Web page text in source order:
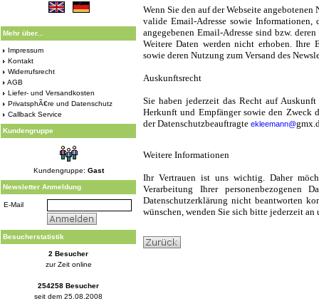
Mehr über...
Impressum
Kontakt
Widerrufsrecht
AGB
Liefer- und Versandkosten
PrivatsphÃ€re und Datenschutz
Callback Service
Kundengruppe
Kundengruppe: Gast
Newsletter Anmeldung
E-Mail
Besucherstatistik
2 Besucher
zur Zeit online
254258 Besucher
seit dem 25.08.2008
Wenn Sie den auf der Webseite
valide Email-Adresse sowie Informationen,
angegebenen Email-Adresse sind bzw.
Weitere Daten werden nicht erhoben. Ihre
sowie deren Nutzung zum Versand des
Auskunftsrecht
Sie haben jederzeit das Recht auf
Herkunft und Empfänger sowie den Zweck
der Datenschutzbeauftragte ekleemann@
Weitere Informationen
Ihr Vertrauen ist uns wichtig. Daher
Verarbeitung Ihrer personenbezogenen
Datenschutzerklärung nicht beantworten
wünschen, wenden Sie sich bitte jederzeit an